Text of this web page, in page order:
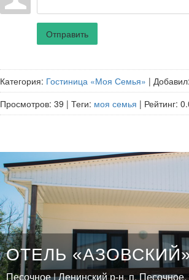
Отправить
Категория: Гостиница «Моя Семья» | Добавил:
Просмотров: 39 | Теги: моя семья | Рейтинг:
ОТЕЛЬ
Песочное | Ленинский р-н, п.